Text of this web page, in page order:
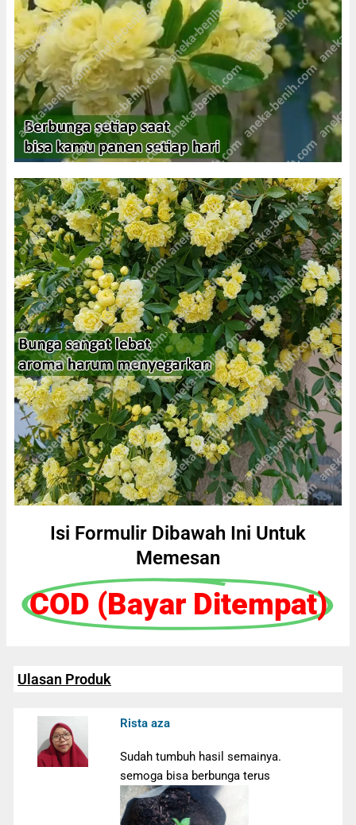
Isi Formulir Dibawah Ini Untuk
Memesan
COD (Bayar Ditempat)
Ulasan Produk
Rista aza
Sudah tumbuh hasil semainya.
semoga bisa berbunga terus